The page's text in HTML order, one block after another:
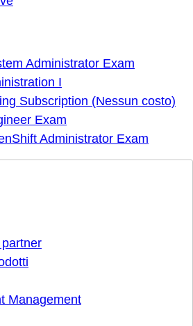
Administrator Exam
I
Subscription (Nessun costo)
Exam
Administrator Exam
Management